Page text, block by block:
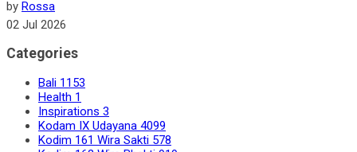
by Rossa
02 Jul 2026
Categories
Bali 1153
Health 1
Inspirations 3
Kodam IX Udayana 4099
Kodim 161 Wira Sakti 578